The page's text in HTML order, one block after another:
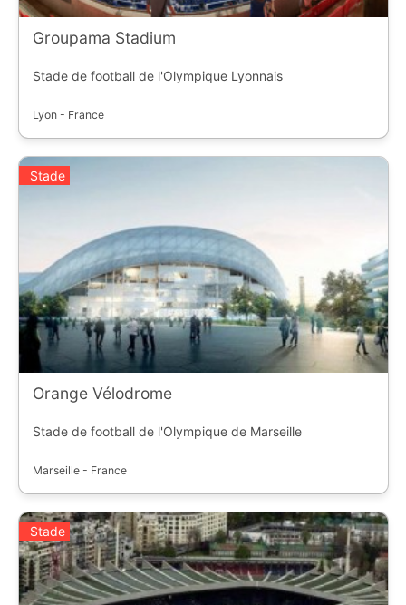
Groupama Stadium
Stade de football de l'Olympique Lyonnais
Lyon - France
Stade
Orange Vélodrome
Stade de football de l'Olympique de Marseille
Marseille - France
Stade